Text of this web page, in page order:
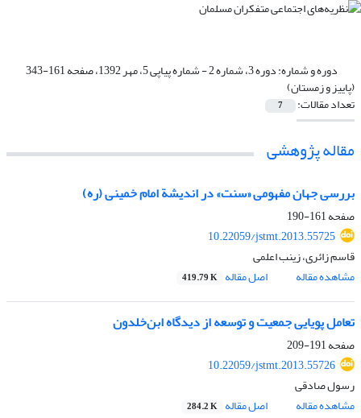
دوره و شماره: دوره 3، شماره 2 - شماره پیاپی 5، مهر 1392، صفحه 161-343
(پاییز و زمستان)
تعداد مقالات: 7
مقاله پژوهشی
بررسی جهان مفهومی «سنت» در اندیشة امام خمینی (ره)
صفحه161-190
10.22059/jstmt.2013.55725
قاسم زائری، زینب اعلمی
مشاهده مقاله
اصل مقاله 419.79 K
تعامل پویایی جمعیت و توسعه از دیدگاه ابن‌خلدون
صفحه191-209
10.22059/jstmt.2013.55726
رسول صادقی
مشاهده مقاله
اصل مقاله 284.2 K